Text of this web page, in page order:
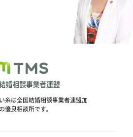
糸は全国結婚相談事業者連盟加
優良相談所です。